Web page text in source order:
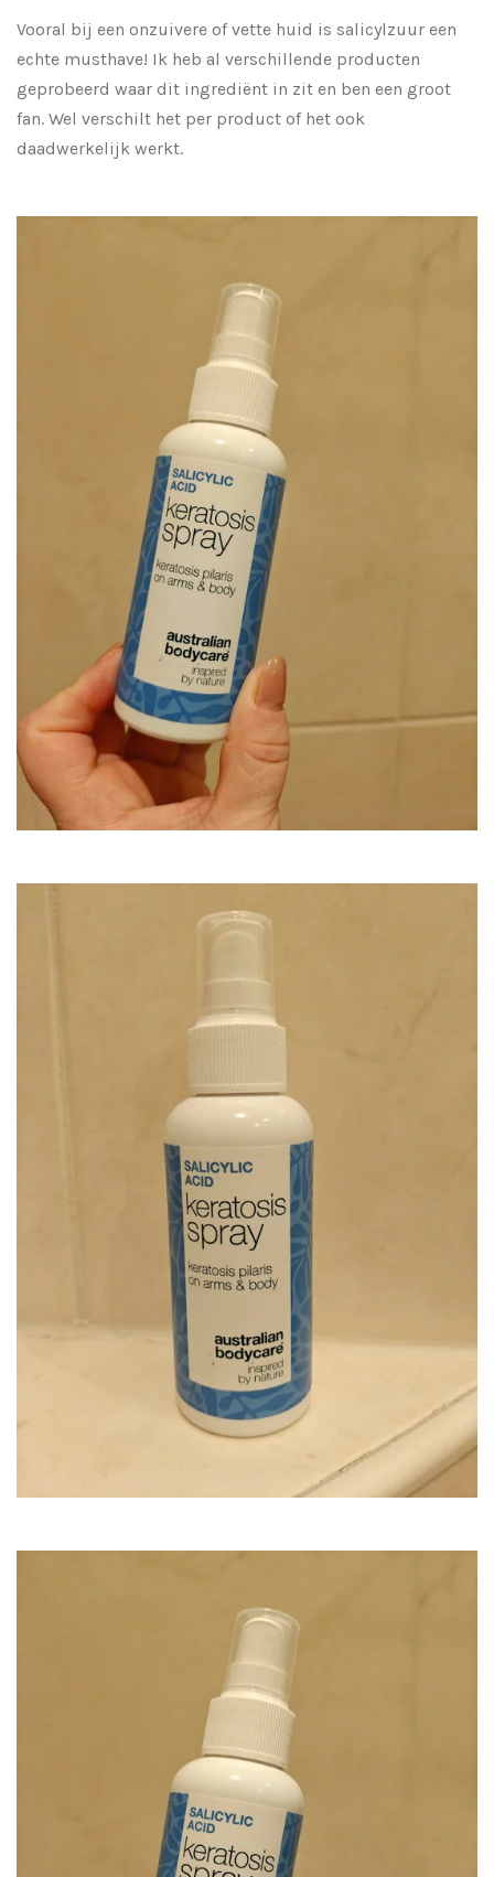
Vooral bij een onzuivere of vette huid is salicylzuur een
echte musthave! Ik heb al verschillende producten
geprobeerd waar dit ingrediënt in zit en ben een groot
fan. Wel verschilt het per product of het ook
daadwerkelijk werkt.